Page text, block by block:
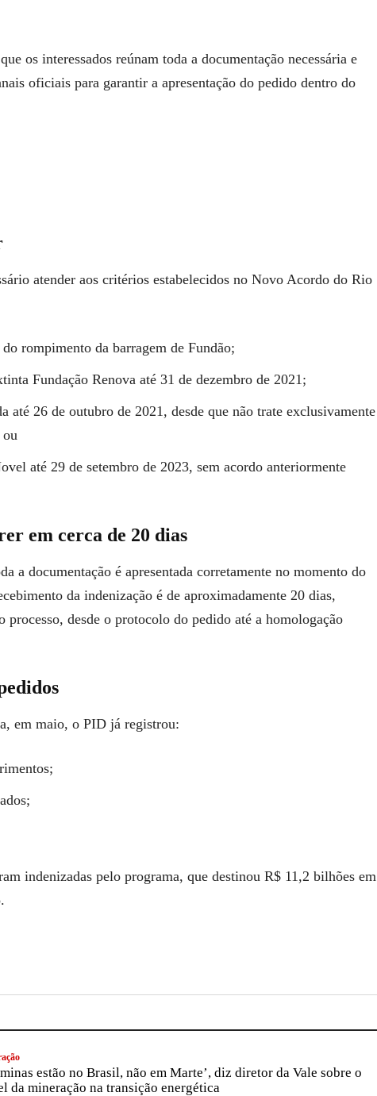
os interessados reúnam toda a documentação necessária e
oficiais para garantir a apresentação do pedido dentro do
atender aos critérios estabelecidos no Novo Acordo do Rio
rompimento da barragem de Fundão;
Fundação Renova até 31 de dezembro de 2021;
até 26 de outubro de 2021, desde que não trate exclusivamente
ou
até 29 de setembro de 2023, sem acordo anteriormente
em cerca de 20 dias
a documentação é apresentada corretamente no momento do
da indenização é de aproximadamente 20 dias,
processo, desde o protocolo do pedido até a homologação
em maio, o PID já registrou:
indenizadas pelo programa, que destinou R$ 11,2 bilhões em
estão no Brasil, não em Marte’, diz diretor da Vale sobre o
da mineração na transição energética